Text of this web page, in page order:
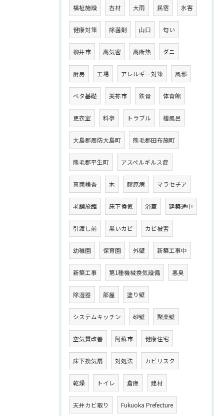
福祉施設 古材 大雨 民宿 水害
健康対策 除菌剤 山口 匂い
柳井市 高気密 高断熱 ダニ
厨房 工場 アレルギー対策 風邪
ベタ基礎 美祢市 鉄骨 体育館
更衣室 料亭 トラブル 檜風呂
大島郡周防大島町 熊毛郡田布施町
熊毛郡平生町 アスペルギルス症
真菌検査 木 膠原病 マラセチア
老舗旅館 床下換気 浴室 建築途中
引渡し前 黒いカビ カビ被害
幼稚園 保育園 外壁 新築工事中
新築工事 第1種機械換気設備 悪臭
除湿器 部屋 塗り壁
システムキッチン 砂壁 聚楽壁
空気質改善 阿蘇市 健康住宅
床下換気扇 対処法 カビリスク
乾燥 トイレ 倉庫 建材
天井カビ取り Fukuoka Prefecture